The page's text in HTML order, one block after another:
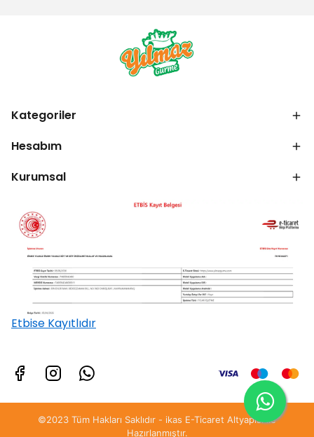
Kategoriler
Hesabım
Kurumsal
Etbise Kayıtlıdır
©2023 Tüm Hakları Saklıdır - ikas E-Ticaret Altyapısı ile
Hazırlanmıştır.